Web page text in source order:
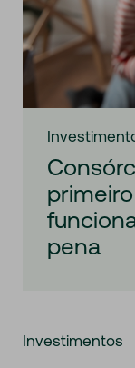
pena
Investimentos